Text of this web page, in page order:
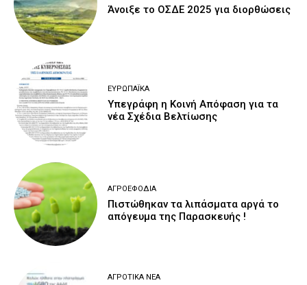
Άνοιξε το ΟΣΔΕ 2025 για διορθώσεις
ΕΥΡΩΠΑΪΚΆ
Υπεγράφη η Κοινή Απόφαση για τα
νέα Σχέδια Βελτίωσης
ΑΓΡΟΕΦΌΔΙΑ
Πιστώθηκαν τα λιπάσματα αργά το
απόγευμα της Παρασκευής !
ΑΓΡΟΤΙΚΆ ΝΈΑ